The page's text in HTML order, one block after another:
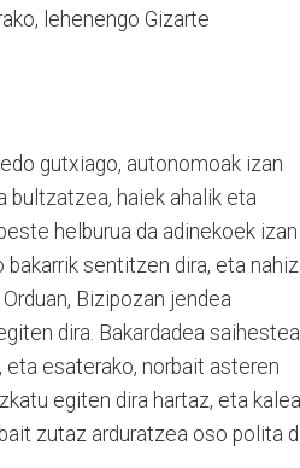
lehenengo Gizarte
gutxiago, autonomoak izan
bultzatzea, haiek ahalik eta
helburua da adinekoek izan
sentitzen dira, eta nahiz
Bizipozan jendea
dira. Bakardadea saihestea
esaterako, norbait asteren
egiten dira hartaz, eta
zutaz arduratzea oso polita